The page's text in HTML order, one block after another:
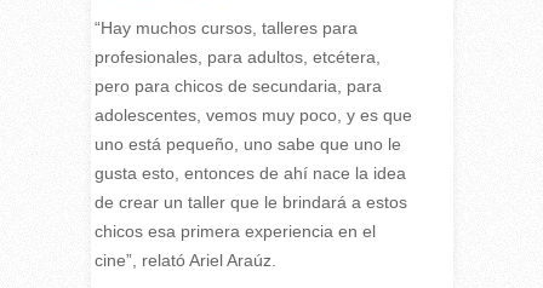
“Hay muchos cursos, talleres para
profesionales, para adultos, etcétera,
pero para chicos de secundaria, para
adolescentes, vemos muy poco, y es que
uno está pequeño, uno sabe que uno le
gusta esto, entonces de ahí nace la idea
de crear un taller que le brindará a estos
chicos esa primera experiencia en el
cine”, relató Ariel Araúz.